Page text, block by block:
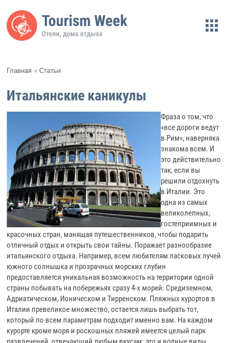
Главная »Статьи
Итальянские каникулы
Фраза о том, что
«все дороги ведут
в Рим», наверняка
знакома всем. И
это действительно
так, если вы
решили отдохнуть
в Италии. Это
одна из самых
великолепных,
гостеприимных и
красочных стран, манящая путешественников, чтобы подарить
отличный отдых и открыть свои тайны. Поражает разнообразие
итальянского отдыха. Например, всем любителям ласковых лучей
южного солнышка и прозрачных морских глубин
предоставляется уникальная возможность на территории одной
страны побывать на побережьях сразу 4-х морей: Средиземном,
Адриатическом, Ионическом и Тирренском. Пляжных курортов в
Италии превеликое множество, остается лишь выбрать тот,
который по всем параметрам подходит именно вам. На каждом
курорте кроме моря и роскошных пляжей имеется целый парк